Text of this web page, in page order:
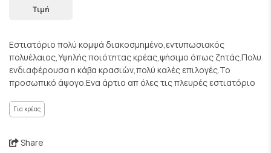
Τιμή
Εστιατόριο πολύ κομψά διακοσμημένο,εντυπωσιακός
πολυέλαιος,Υψηλής ποιότητας κρέας,ψήσιμο όπως ζητάς.Πολυ
ενδιαφέρουσα η κάβα κρασιών,πολύ καλές επιλογές.Το
προσωπικό άψογο.Ενα άρτιο απ όλες τις πλευρές εστιατόριο
Για κρέας
Share